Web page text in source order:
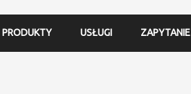
PRODUKTY USŁUGI ZAPYTANIE